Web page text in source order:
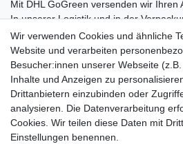
Mit DHL GoGreen versenden wir Ihren
In unserer Logistik und in der
immer es möglich ist, auf den Einsatz
Plastik.
Wir verwenden Cookies und ähnliche
Website und verarbeiten
Besucher:innen unserer Webseite
Inhalte und Anzeigen zu
Drittanbietern einzubinden oder
analysieren. Die Datenverarbeitung
Cookies. Wir teilen diese Daten mit
Einstellungen benennen.